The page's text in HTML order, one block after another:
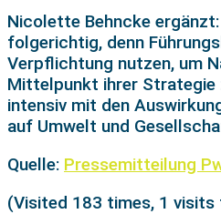
Nicolette Behncke
folgerichtig, denn
Verpflichtung nutzen, um
Mittelpunkt ihrer Strategie
intensiv mit den
auf Umwelt und
Quelle: Pressemitteilung
(Visited 183 times, 1 visits